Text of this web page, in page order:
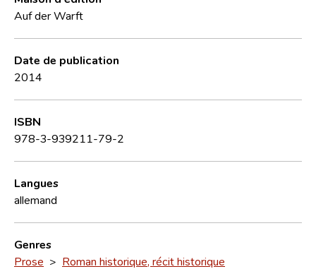
Auf der Warft
Date de publication
2014
ISBN
978-3-939211-79-2
Langues
allemand
Genres
Prose > Roman historique, récit historique